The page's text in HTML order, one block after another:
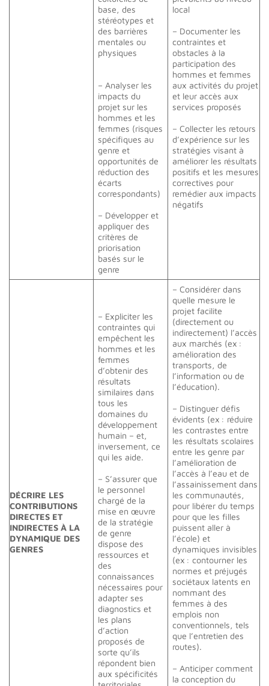
base, des
stéréotypes et
des barrières
mentales ou
physiques
– Analyser les
impacts du
projet sur les
hommes et les
femmes (risques
spécifiques au
genre et
opportunités de
réduction des
écarts
correspondants)
– Développer et
appliquer des
critères de
priorisation
basés sur le
genre
local
– Documenter les
contraintes et
obstacles à la
participation des
hommes et femmes
aux activités du projet
et leur accès aux
services proposés
– Collecter les retours
d’expérience sur les
stratégies visant à
améliorer les résultats
positifs et les mesures
correctives pour
remédier aux impacts
négatifs
DÉCRIRE LES
CONTRIBUTIONS
DIRECTES ET
INDIRECTES À LA
DYNAMIQUE DES
GENRES
– Expliciter les
contraintes qui
empêchent les
hommes et les
femmes
d’obtenir des
résultats
similaires dans
tous les
domaines du
développement
humain – et,
inversement, ce
qui les aide.
– S’assurer que
le personnel
chargé de la
mise en œuvre
de la stratégie
de genre
dispose des
ressources et
des
connaissances
nécessaires pour
adapter ses
diagnostics et
les plans
d’action
proposés de
sorte qu’ils
répondent bien
aux spécificités
– Considérer dans
quelle mesure le
projet facilite
(directement ou
indirectement) l’accès
aux marchés (ex :
amélioration des
transports, de
l’information ou de
l’éducation).
– Distinguer défis
évidents (ex : réduire
les contrastes entre
les résultats scolaires
entre les genre par
l’amélioration de
l’accès à l’eau et de
l’assainissement dans
les communautés,
pour libérer du temps
pour que les filles
puissent aller à
l’école) et
dynamiques invisibles
(ex : contourner les
normes et préjugés
sociétaux latents en
nommant des
femmes à des
emplois non
conventionnels, tels
que l’entretien des
routes).
– Anticiper comment
la conception du